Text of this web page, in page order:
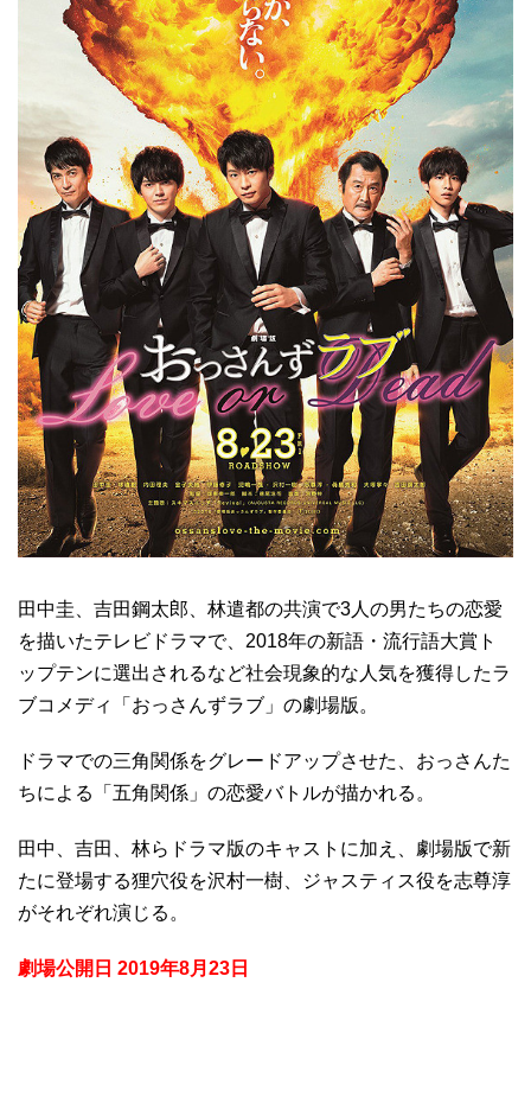
田中圭、吉田鋼太郎、林遣都の共演で3人の男たちの恋愛
を描いたテレビドラマで、2018年の新語・流行語大賞ト
ップテンに選出されるなど社会現象的な人気を獲得したラ
ブコメディ「おっさんずラブ」の劇場版。
ドラマでの三角関係をグレードアップさせた、おっさんた
ちによる「五角関係」の恋愛バトルが描かれる。
田中、吉田、林らドラマ版のキャストに加え、劇場版で新
たに登場する狸穴役を沢村一樹、ジャスティス役を志尊淳
がそれぞれ演じる。
劇場公開日 2019年8月23日